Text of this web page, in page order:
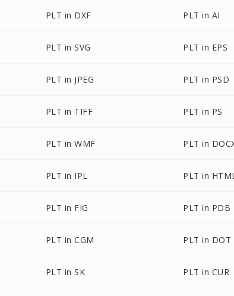
PLT in DXF PLT in AI
PLT in SVG PLT in EPS
PLT in JPEG PLT in PSD
PLT in TIFF PLT in PS
PLT in WMF PLT in
PLT in IPL PLT in
PLT in FIG PLT in PDB
PLT in CGM PLT in DOT
PLT in SK PLT in CUR